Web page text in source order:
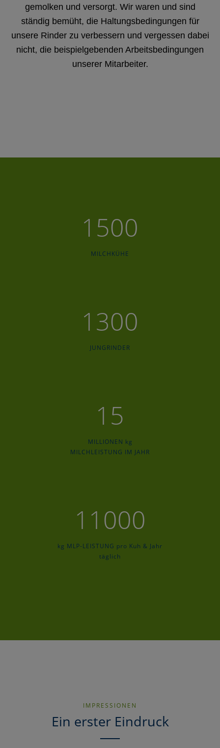
gemolken und versorgt. Wir waren und sind
ständig bemüht, die Haltungsbedingungen für
unsere Rinder zu verbessern und vergessen dabei
nicht, die beispielgebenden Arbeitsbedingungen
unserer Mitarbeiter.
1500
MILCHKÜHE
1300
JUNGRINDER
15
MILLIONEN kg
MILCHLEISTUNG IM JAHR
11000
kg MLP-LEISTUNG pro Kuh & Jahr
täglich
IMPRESSIONEN
Ein erster Eindruck